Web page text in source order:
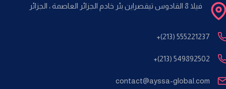
فيلا 8 القادوس تيقصراين بئر خادم الجزائر العاصمة ، الجزائر
+(213) 555221237
+(213) 549892502
contact@ayssa-global.com